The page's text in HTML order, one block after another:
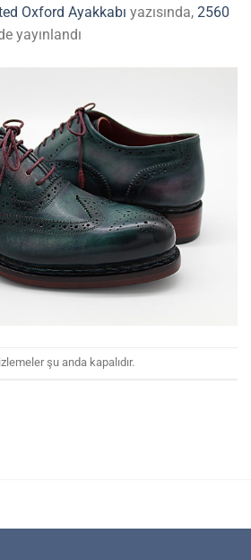
Oxford Ayakkabı yazısında, 2560
yayınlandı
şu anda kapalıdır.